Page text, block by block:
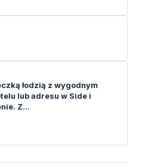
łodzią z wygodnym
lub adresu w Side i
Z…